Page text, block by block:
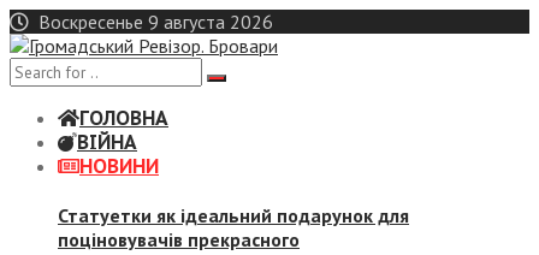
Skip
to
content
Воскресенье 9 августа 2026
ГОЛОВНА
ВІЙНА
НОВИНИ
Статуетки як ідеальний подарунок для
поціновувачів прекрасного